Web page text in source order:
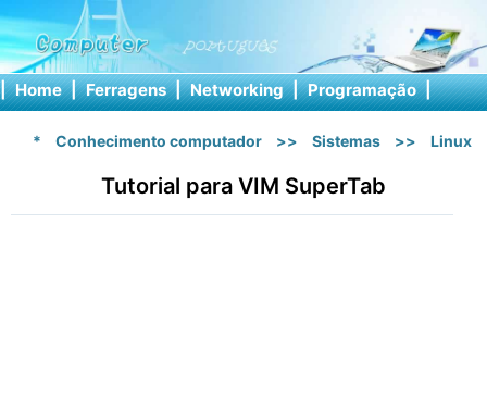
| Home | Ferragens | Networking | Programação |
* Conhecimento computador >> Sistemas >> Linux
Tutorial para VIM SuperTab